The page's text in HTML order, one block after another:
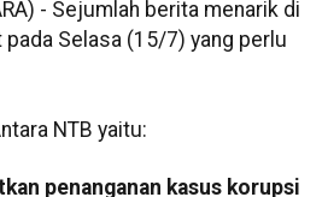
- Sejumlah berita menarik di
pada Selasa (15/7) yang perlu
NTB yaitu:
penanganan kasus korupsi